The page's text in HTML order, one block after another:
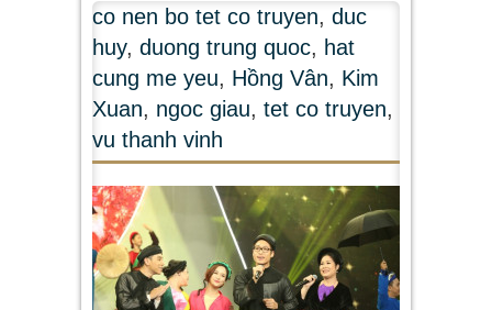
co nen bo tet co truyen, duc
huy, duong trung quoc, hat
cung me yeu, Hồng Vân, Kim
Xuan, ngoc giau, tet co truyen,
vu thanh vinh